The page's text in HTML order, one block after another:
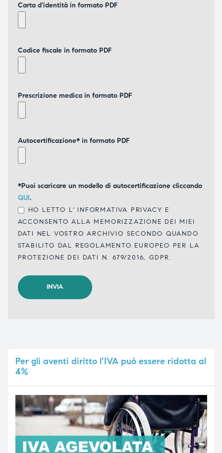
Carta d'identità in formato PDF
Codice fiscale in formato PDF
Prescrizione medica in formato PDF
Autocertificazione* in formato PDF
*Puoi scaricare un modello di autocertificazione cliccando
QUI.
HO LETTO L' INFORMATIVA PRIVACY E
ACCONSENTO ALLA MEMORIZZAZIONE DEI MIEI
DATI NEL VOSTRO ARCHIVIO SECONDO QUANDO
STABILITO DAL REGOLAMENTO EUROPEO PER LA
PROTEZIONE DEI DATI N. 679/2016, GDPR.
Pergli aventi diritto l’IVA può essere ridotta al
4%